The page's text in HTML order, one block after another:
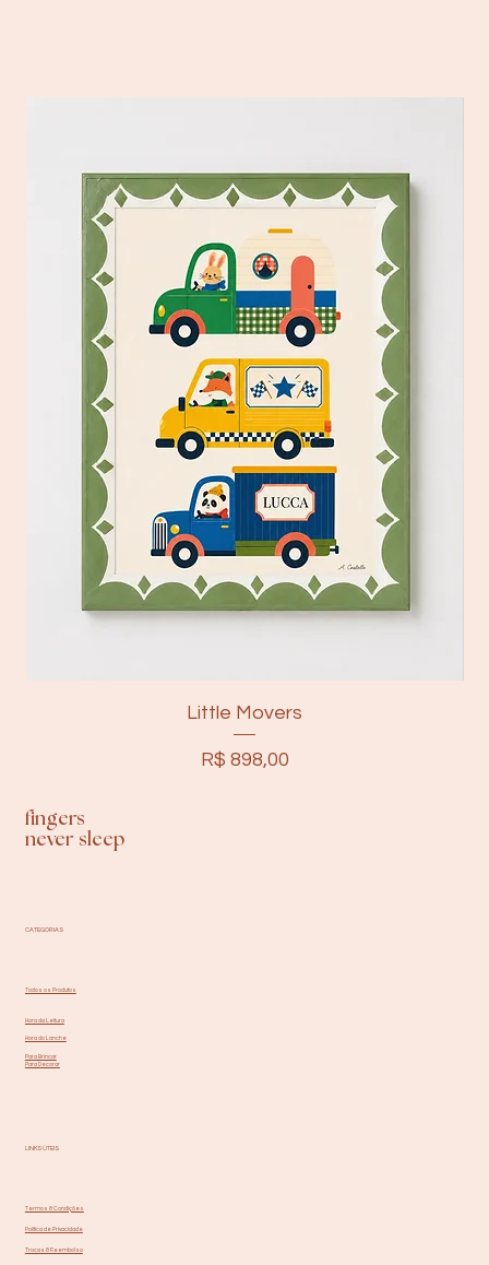
Little Movers
Preço
R$ 898,00
fingers
never sleep
CATEGORIAS
Todos os Produtos
Hora da Leitura
Hora do Lanche
Para Brincar
Para Decorar
LINKS ÚTEIS
Termos & Condições
Política de Privacidade
Trocas & Reembolso